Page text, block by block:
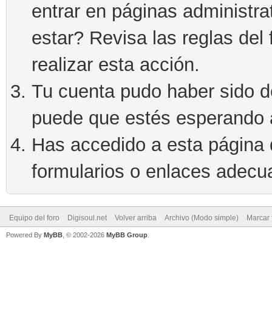
entrar en páginas
estar? Revisa las reglas
realizar esta acción.
Tu cuenta pudo haber sido
puede que estés esperando
Has accedido a esta
formularios o enlaces
Equipo del foro Digisoul.net Volver arriba Archivo (Modo simple)
Powered By MyBB , © 2002-2026 MyBB Group